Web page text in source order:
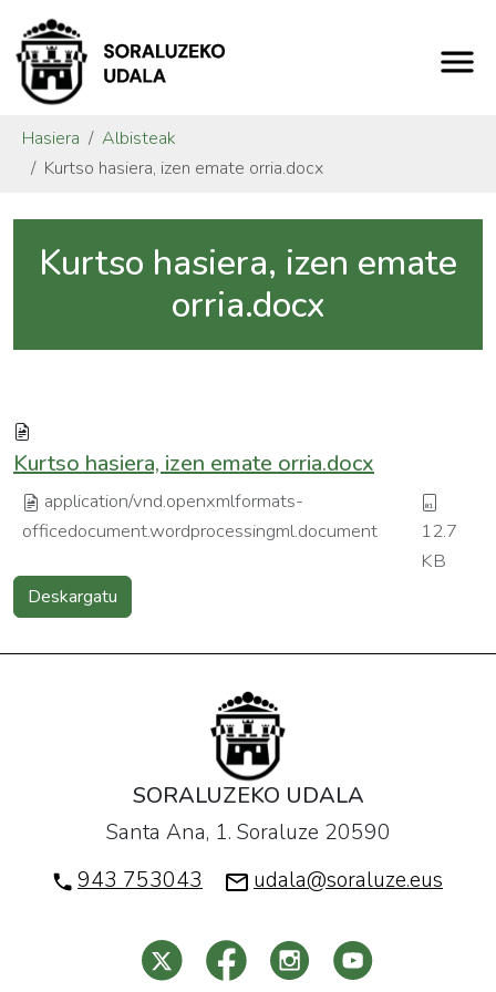
Hasiera
Albisteak
Kurtso hasiera, izen emate orria.docx
Kurtso hasiera, izen emate
orria.docx
Kurtso hasiera, izen emate orria.docx
application/vnd.openxmlformats-
officedocument.wordprocessingml.document
12.7
KB
Deskargatu
SORALUZEKO UDALA
Santa Ana, 1. Soraluze 20590
943 753043
udala@soraluze.eus